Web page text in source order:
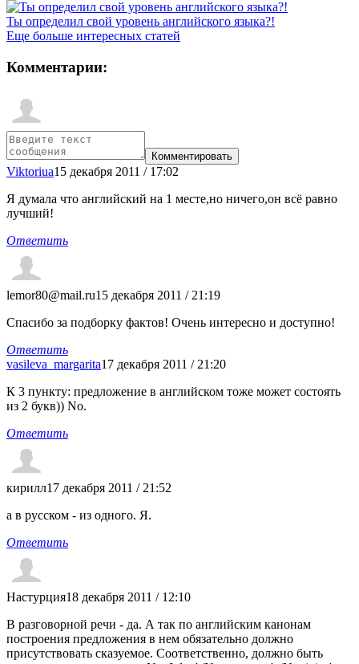
Ты определил свой уровень английского языка?!
Еще больше интересных статей
Комментарии:
Viktoriua15 декабря 2011 / 17:02
Я думала что английский на 1 месте,но ничего,он всё равно
лучший!
Ответить
lemor80@mail.ru15 декабря 2011 / 21:19
Спасибо за подборку фактов! Очень интересно и доступно!
Ответить
vasileva_margarita17 декабря 2011 / 21:20
К 3 пункту: предложение в английском тоже может состоять
из 2 букв)) No.
Ответить
кирилл17 декабря 2011 / 21:52
а в русском - из одного. Я.
Ответить
Настурция18 декабря 2011 / 12:10
В разговорной речи - да. А так по английским канонам
построения предложения в нем обязательно должно
присутствовать сказуемое. Соответственно, должно быть